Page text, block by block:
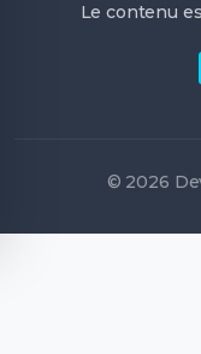
Le contenu
© 2026